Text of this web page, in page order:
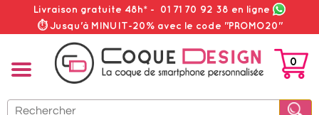
Livraison gratuite 48h* - 01 71 70 92 38 en ligne
⏱ Jusqu'à MINUIT-20% avec le code "PROMO20"
PANIER
0